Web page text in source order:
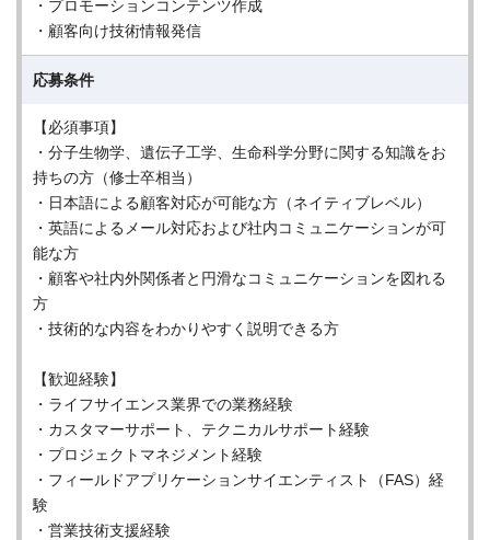
・プロモーションコンテンツ作成
・顧客向け技術情報発信
応募条件
【必須事項】
・分子生物学、遺伝子工学、生命科学分野に関する知識をお
持ちの方（修士卒相当）
・日本語による顧客対応が可能な方（ネイティブレベル）
・英語によるメール対応および社内コミュニケーションが可
能な方
・顧客や社内外関係者と円滑なコミュニケーションを図れる
方
・技術的な内容をわかりやすく説明できる方
【歓迎経験】
・ライフサイエンス業界での業務経験
・カスタマーサポート、テクニカルサポート経験
・プロジェクトマネジメント経験
・フィールドアプリケーションサイエンティスト（FAS）経
験
・営業技術支援経験